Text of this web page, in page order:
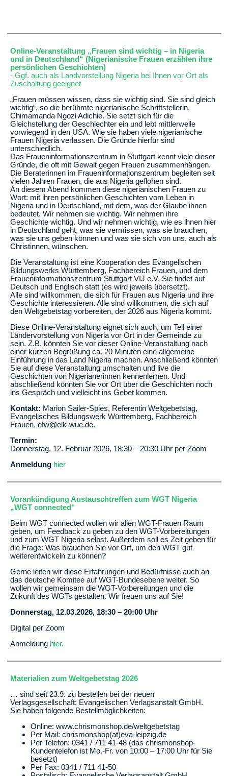
Online-Veranstaltung „Frauen sind wichtig – in Nigeria
und in Deutschland“ (Nigerianische Frauen erzählen ihre
persönlichen Geschichten)
- Ggf. auch als Landvorstellung Nigeria bei Ihnen vor Ort als
Zuschaltung geeignet
„Frauen müssen wissen, dass sie wichtig sind. Sie sind gleich
wichtig“, so die berühmte nigerianische Schriftstellerin,
Chimamanda Ngozi Adichie. Sie setzt sich für die
Gleichstellung der Geschlechter ein und lebt mittlerweile
vorwiegend in den USA. Wie sie haben viele nigerianische
Frauen Nigeria verlassen. Die Gründe hierfür sind
unterschiedlich.
Das Fraueninformationszentrum in Stuttgart kennt viele dieser
Gründe, die oft mit Gewalt gegen Frauen zusammenhängen.
Die Beraterinnen im Fraueninformationszentrum begleiten seit
vielen Jahren Frauen, die aus Nigeria geflohen sind.
An diesem Abend kommen diese nigerianischen Frauen zu
Wort: mit ihren persönlichen Geschichten vom Leben in
Nigeria und in Deutschland, mit dem, was der Glaube ihnen
bedeutet. Wir nehmen sie wichtig. Wir nehmen ihre
Geschichte wichtig. Und wir nehmen wichtig, wie es ihnen hier
in Deutschland geht, was sie vermissen, was sie brauchen,
was sie uns geben können und was sie sich von uns, auch als
Christinnen, wünschen.
Die Veranstaltung ist eine Kooperation des Evangelischen
Bildungswerks Württemberg, Fachbereich Frauen, und dem
Fraueninformationszentrum Stuttgart VIJ e.V. Sie findet auf
Deutsch und Englisch statt (es wird jeweils übersetzt).
Alle sind willkommen, die sich für Frauen aus Nigeria und ihre
Geschichte interessieren. Alle sind willkommen, die sich auf
den Weltgebetstag vorbereiten, der 2026 aus Nigeria kommt.
Diese Online-Veranstaltung eignet sich auch, um Teil einer
Ländervorstellung von Nigeria vor Ort in der Gemeinde zu
sein. Z.B. könnten Sie vor dieser Online-Veranstaltung nach
einer kurzen Begrüßung ca. 20 Minuten eine allgemeine
Einführung in das Land Nigeria machen. Anschließend könnten
Sie auf diese Veranstaltung umschalten und live die
Geschichten von Nigerianerinnen kennenlernen. Und
abschließend könnten Sie vor Ort über die Geschichten noch
ins Gespräch und vielleicht ins Gebet kommen.
Kontakt: Marion Sailer-Spies, Referentin Weltgebetstag,
Evangelisches Bildungswerk Württemberg, Fachbereich
Frauen, efw@elk-wue.de.
Termin:
Donnerstag, 12. Februar 2026, 18:30 – 20:30 Uhr per Zoom
Anmeldung hier
Vorankündigung Austauschtreffen zum WGT Nigeria
„WGT connected“
Beim WGT connected wollen wir allen WGT-Frauen Raum
geben, um Feedback zu geben zu den WGT-Vorbereitungen
und zum WGT Nigeria selbst. Außerdem soll es Zeit geben für
die Frage: Was brauchen Sie vor Ort, um den WGT gut
weiterentwickeln zu können?
Gerne leiten wir diese Erfahrungen und Bedürfnisse auch an
das deutsche Komitee auf WGT-Bundesebene weiter. So
wollen wir gemeinsam die WGT-Vorbereitungen und die
Zukunft des WGTs gestalten. Wir freuen uns auf Sie!
Donnerstag, 12.03.2026, 18:30 – 20:00 Uhr
Digital per Zoom
Anmeldung hier.
Materialien zum Weltgebetstag 2026
… sind seit 23.9. zu bestellen bei der neuen
Verlagsgesellschaft: Evangelischen Verlagsanstalt GmbH.
Sie haben folgende Bestellmöglichkeiten:
Online: www.chrismonshop.de/weltgebetstag
Per Mail: chrismonshop(at)eva-leipzig.de
Per Telefon: 0341 / 711 41-48 (das chrismonshop-
Kundentelefon ist Mo.-Fr. von 10:00 – 17:00 Uhr für Sie
besetzt)
Per Fax: 0341 / 711 41-50